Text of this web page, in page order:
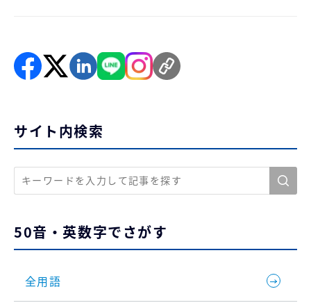
WEBプラス
サイト内検索
50音・英数字でさがす
全用語